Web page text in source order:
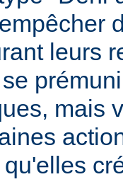
leurs
mais